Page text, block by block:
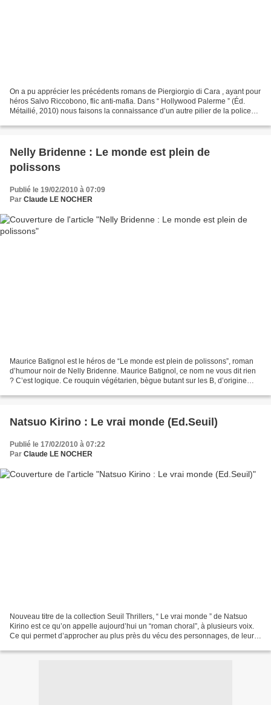
On a pu apprécier les précédents romans de Piergiorgio di Cara , ayant pour
héros Salvo Riccobono, flic anti-mafia. Dans “ Hollywood Palerme ” (Éd.
Métailié, 2010) nous faisons la connaissance d’un autre pilier de la police
Nelly Bridenne : Le monde est plein de
polissons
Publié le 19/02/2010 à 07:09
Par Claude LE NOCHER
Maurice Batignol est le héros de “Le monde est plein de polissons”, roman
d’humour noir de Nelly Bridenne. Maurice Batignol, ce nom ne vous dit rien
? C’est logique. Ce rouquin végétarien, bègue butant sur les B, d’origine
Natsuo Kirino : Le vrai monde (Ed.Seuil)
Publié le 17/02/2010 à 07:22
Par Claude LE NOCHER
Nouveau titre de la collection Seuil Thrillers, “ Le vrai monde ” de Natsuo
Kirino est ce qu’on appelle aujourd’hui un “roman choral”, à plusieurs voix.
Ce qui permet d’approcher au plus près du vécu des personnages, de leurs